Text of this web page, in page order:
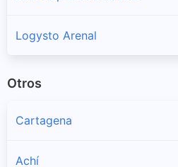
Logysto Arenal
Otros
Cartagena
Achí